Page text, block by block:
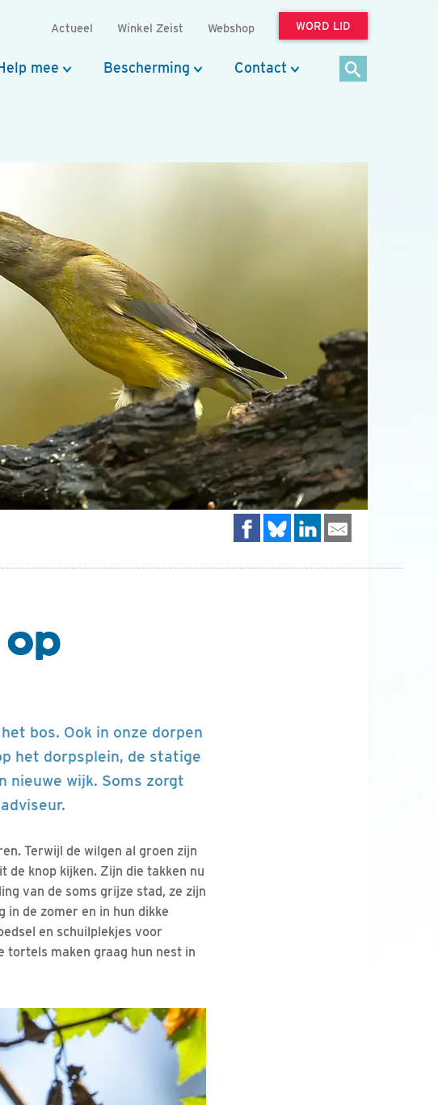
Actueel Winkel Zeist Webshop WORD LID
mee Bescherming Contact
op
bos. Ook in onze dorpen
het dorpsplein, de statige
nieuwe wijk. Soms zorgt
Terwijl de wilgen al groen zijn
de knop kijken. Zijn die takken nu
van de soms grijze stad, ze zijn
de zomer en in hun dikke
en schuilplekjes voor
tortels maken graag hun nest in